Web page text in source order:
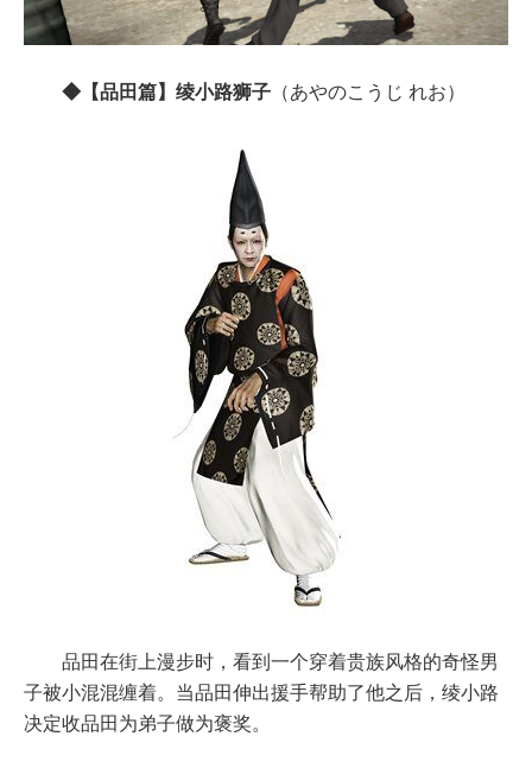
◆【品田篇】绫小路狮子 （あやのこうじ れお）
品田在街上漫步时，看到一个穿着贵族风格的奇怪男
子被小混混缠着。当品田伸出援手帮助了他之后，绫小路
决定收品田为弟子做为褒奖。